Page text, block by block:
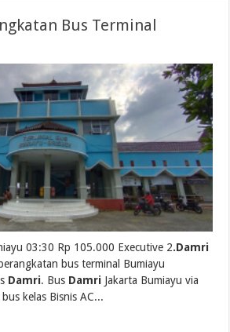
Bus Terminal
03:30 Rp 105.000 Executive 2.Damri
bus terminal Bumiayu
Damri. Bus Damri Jakarta Bumiayu via
kelas Bisnis AC...